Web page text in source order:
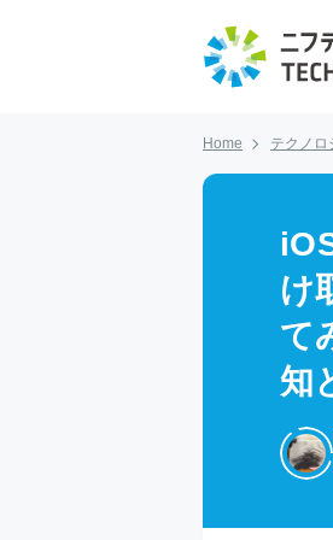
Home テクノロ
け
て
知